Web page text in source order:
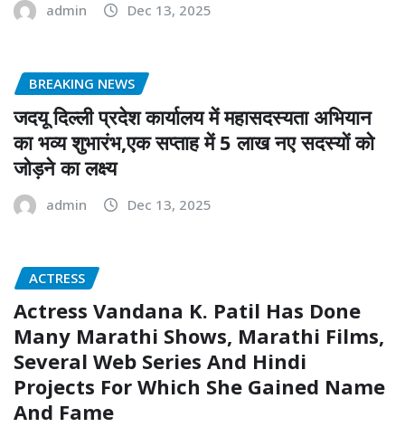
admin Dec 13, 2025
BREAKING NEWS
जदयू दिल्ली प्रदेश कार्यालय में महासदस्यता अभियान
का भव्य शुभारंभ,एक सप्ताह में 5 लाख नए सदस्यों को
जोड़ने का लक्ष्य
admin Dec 13, 2025
ACTRESS
Actress Vandana K. Patil Has Done
Many Marathi Shows, Marathi Films,
Several Web Series And Hindi
Projects For Which She Gained Name
And Fame